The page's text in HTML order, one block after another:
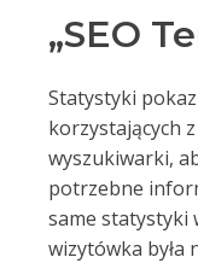
„SEO
Statystyki
korzystających
wyszukiwarki,
potrzebne
same statystyki
wizytówka była